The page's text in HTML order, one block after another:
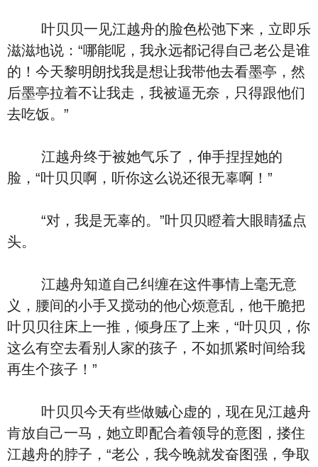
叶贝贝一见江越舟的脸色松弛下来，立即乐
滋滋地说：“哪能呢，我永远都记得自己老公是谁
的！今天黎明朗找我是想让我带他去看墨亭，然
后墨亭拉着不让我走，我被逼无奈，只得跟他们
去吃饭。”
江越舟终于被她气乐了，伸手捏捏她的
脸，“叶贝贝啊，听你这么说还很无辜啊！”
“对，我是无辜的。”叶贝贝瞪着大眼睛猛点
头。
江越舟知道自己纠缠在这件事情上毫无意
义，腰间的小手又搅动的他心烦意乱，他干脆把
叶贝贝往床上一推，倾身压了上来，“叶贝贝，你
这么有空去看别人家的孩子，不如抓紧时间给我
再生个孩子！”
叶贝贝今天有些做贼心虚的，现在见江越舟
肯放自己一马，她立即配合着领导的意图，搂住
江越舟的脖子，“老公，我今晚就发奋图强，争取